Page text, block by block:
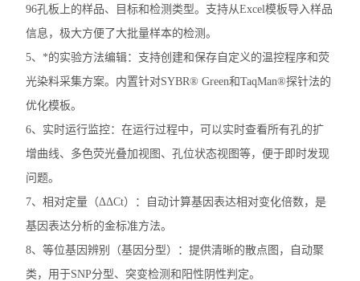
电穿孔仪
样本破碎
细胞计数仪
电泳仪电泳槽
伯乐T100梯度PCR仪
核酸定量仪荧光计
实时荧光定量PCR仪
96孔板上的样品、目标和检测类型。支持从Excel模板导入样品
信息，极大方便了大批量样本的检测。
5、*的实验方法编辑：支持创建和保存自定义的温控程序和荧
光染料采集方案。内置针对SYBR® Green和TaqMan®探针法的
优化模板。
6、实时运行监控：在运行过程中，可以实时查看所有孔的扩
增曲线、多色荧光叠加视图、孔位状态视图等，便于即时发现
问题。
7、相对定量（ΔΔCt）：自动计算基因表达相对变化倍数，是
基因表达分析的金标准方法。
8、等位基因辨别（基因分型）：提供清晰的散点图，自动聚
类，用于SNP分型、突变检测和阳性阴性判定。